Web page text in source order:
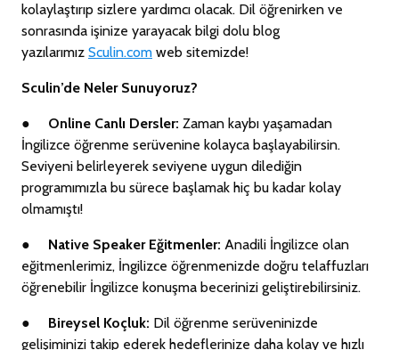
kolaylaştırıp sizlere yardımcı olacak. Dil öğrenirken ve
sonrasında işinize yarayacak bilgi dolu blog
yazılarımız Sculin.com web sitemizde!
Sculin’de Neler Sunuyoruz?
● Online Canlı Dersler: Zaman kaybı yaşamadan
İngilizce öğrenme serüvenine kolayca başlayabilirsin.
Seviyeni belirleyerek seviyene uygun dilediğin
programımızla bu sürece başlamak hiç bu kadar kolay
olmamıştı!
● Native Speaker Eğitmenler: Anadili İngilizce olan
eğitmenlerimiz, İngilizce öğrenmenizde doğru telaffuzları
öğrenebilir İngilizce konuşma becerinizi geliştirebilirsiniz.
● Bireysel Koçluk: Dil öğrenme serüveninizde
gelişiminizi takip ederek hedeflerinize daha kolay ve hızlı